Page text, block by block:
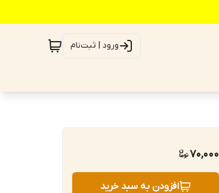
ورود | ثبت‌نام
70,000
افزودن به سبد خرید